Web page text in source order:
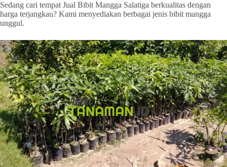
Sedang cari tempat Jual Bibit Mangga Salatiga berkualitas dengan
harga terjangkau? Kami menyediakan berbagai jenis bibit mangga
unggul.